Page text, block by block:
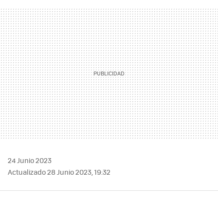
MAIL
24 Junio 2023
Actualizado 28 Junio 2023, 19:32